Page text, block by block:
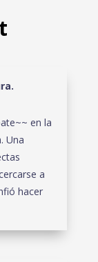
en la
Una
a
hacer